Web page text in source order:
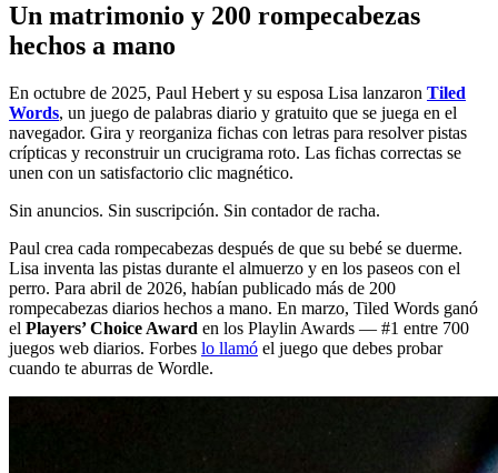
Un matrimonio y 200 rompecabezas
hechos a mano
En octubre de 2025, Paul Hebert y su esposa Lisa lanzaron Tiled
Words, un juego de palabras diario y gratuito que se juega en el
navegador. Gira y reorganiza fichas con letras para resolver pistas
crípticas y reconstruir un crucigrama roto. Las fichas correctas se
unen con un satisfactorio clic magnético.
Sin anuncios. Sin suscripción. Sin contador de racha.
Paul crea cada rompecabezas después de que su bebé se duerme.
Lisa inventa las pistas durante el almuerzo y en los paseos con el
perro. Para abril de 2026, habían publicado más de 200
rompecabezas diarios hechos a mano. En marzo, Tiled Words ganó
el Players’ Choice Award en los Playlin Awards — #1 entre 700
juegos web diarios. Forbes lo llamó el juego que debes probar
cuando te aburras de Wordle.